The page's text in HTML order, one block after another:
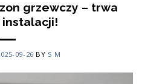
grzewczy – trwa
instalacji!
09-26 BY S M